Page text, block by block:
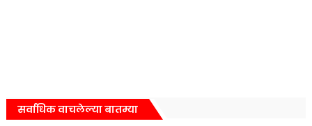
सर्वाधिक वाचलेल्या बातम्या